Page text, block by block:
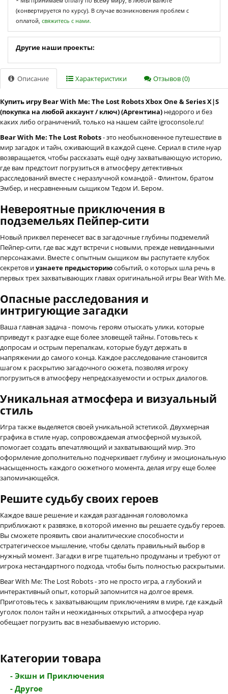
(конвертируется по курсу). В случае возникновения проблем с
оплатой, свяжитесь с нами.
Другие наши проекты:
Описание Характеристики Отзывов (0)
Купить игру Bear With Me: The Lost Robots Xbox One & Series X|S
(покупка на любой аккаунт / ключ) (Аргентина) недорого и без
каких либо ограничений, только на нашем сайте igroconsole.ru!
Bear With Me: The Lost Robots- это необыкновенное путешествие в
мир загадок и тайн, оживающий в каждой сцене. Сериал в стиле нуар
возвращается, чтобы рассказать ещё одну захватывающую историю,
где вам предстоит погрузиться в атмосферу детективных
расследований вместе с неразлучной командой - Флинтом, братом
Эмбер, и несравненным сыщиком Тедом И. Бером.
Невероятные приключения в
подземельях Пейпер-сити
Новый приквел перенесет вас в загадочные глубины подземелий
Пейпер-сити, где вас ждут встречи с новыми, прежде невиданными
персонажами. Вместе с опытным сыщиком вы распутаете клубок
секретов иузнаете предысториюсобытий, о которых шла речь в
первых трех захватывающих главах оригинальной игры Bear With Me.
Опасные расследования и
интригующие загадки
Ваша главная задача - помочь героям отыскать улики, которые
приведут к разгадке еще более зловещей тайны. Готовьтесь к
допросам и острым перепалкам, которые будут держать в
напряжении до самого конца. Каждое расследование становится
шагом к раскрытию загадочного сюжета, позволяя игроку
погрузиться в атмосферу непредсказуемости и острых диалогов.
Уникальная атмосфера и визуальный
стиль
Игра также выделяется своей уникальной эстетикой. Двухмерная
графика в стиле нуар, сопровождаемая атмосферной музыкой,
помогает создать впечатляющий и захватывающий мир. Это
оформление дополнительно подчеркивает глубину и эмоциональную
насыщенность каждого сюжетного момента, делая игру еще более
запоминающейся.
Решите судьбу своих героев
Каждое ваше решение и каждая разгаданная головоломка
приближают к развязке, в которой именно вы решаете судьбу героев.
Вы сможете проявить свои аналитические способности и
стратегическое мышление, чтобы сделать правильный выбор в
нужный момент. Загадки в игре тщательно продуманы и требуют от
игрока нестандартного подхода, чтобы быть полностью раскрытыми.
Bear With Me: The Lost Robots - это не просто игра, а глубокий и
интерактивный опыт, который запомнится на долгое время.
Приготовьтесь к захватывающим приключениям в мире, где каждый
уголок полон тайн и неожиданных открытий, а атмосфера нуар
обещает погрузить вас в незабываемую историю.
Категории товара
- Экшн и Приключения
- Другое